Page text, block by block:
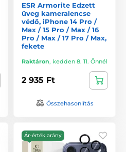
ESR Armorite Edzett
üveg kameralencse
védő, iPhone 14 Pro /
Max / 15 Pro / Max / 16
Pro / Max / 17 Pro / Max,
fekete
Raktáron, kedden 8. 11. Önnél
2 935 Ft
Összehasonlítás
Ár-érték arány